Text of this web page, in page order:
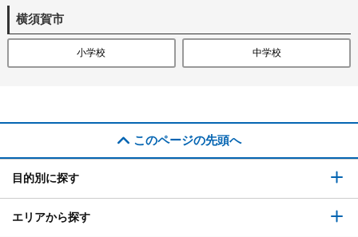
横須賀市
小学校 中学校
このページの先頭へ
目的別に探す
エリアから探す